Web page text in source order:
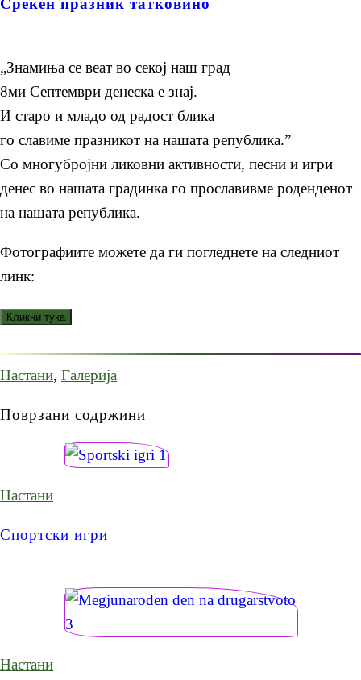
Среќен празник татковино
„Знамиња се веат во секој наш град
8ми Септември денеска е знај.
И старо и младо од радост блика
го славиме празникот на нашата република.”
Со многубројни ликовни активности, песни и игри
денес во нашата градинка го прославивме роденденот
на нашата република.
Фотографиите можете да ги погледнете на следниот
линк:
Настани, Галерија
Поврзани содржини
Настани
Спортски игри
Настани